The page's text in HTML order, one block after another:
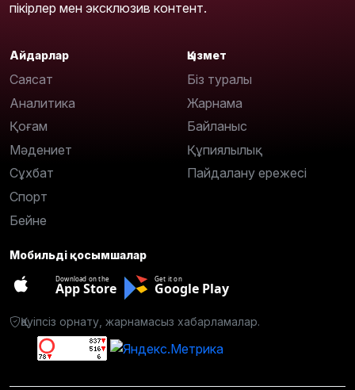
пікірлер мен эксклюзив контент.
Айдарлар
Саясат
Аналитика
Қоғам
Мәдениет
Сұхбат
Спорт
Бейне
Қызмет
Біз туралы
Жарнама
Байланыс
Құпиялылық
Пайдалану ережесі
Мобильді қосымшалар
Download on the
App Store
Get it on
Google Play
Қауіпсіз орнату, жарнамасыз хабарламалар.